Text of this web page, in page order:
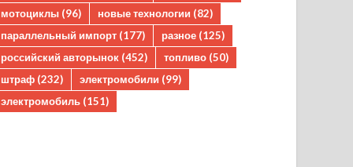
мотоциклы (96) новые технологии (82)
параллельный импорт (177) разное (125)
российский авторынок (452) топливо (50)
штраф (232) электромобили (99)
электромобиль (151)